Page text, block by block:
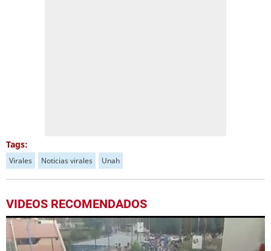
Tags:
Virales Noticias virales Unah
VIDEOS RECOMENDADOS